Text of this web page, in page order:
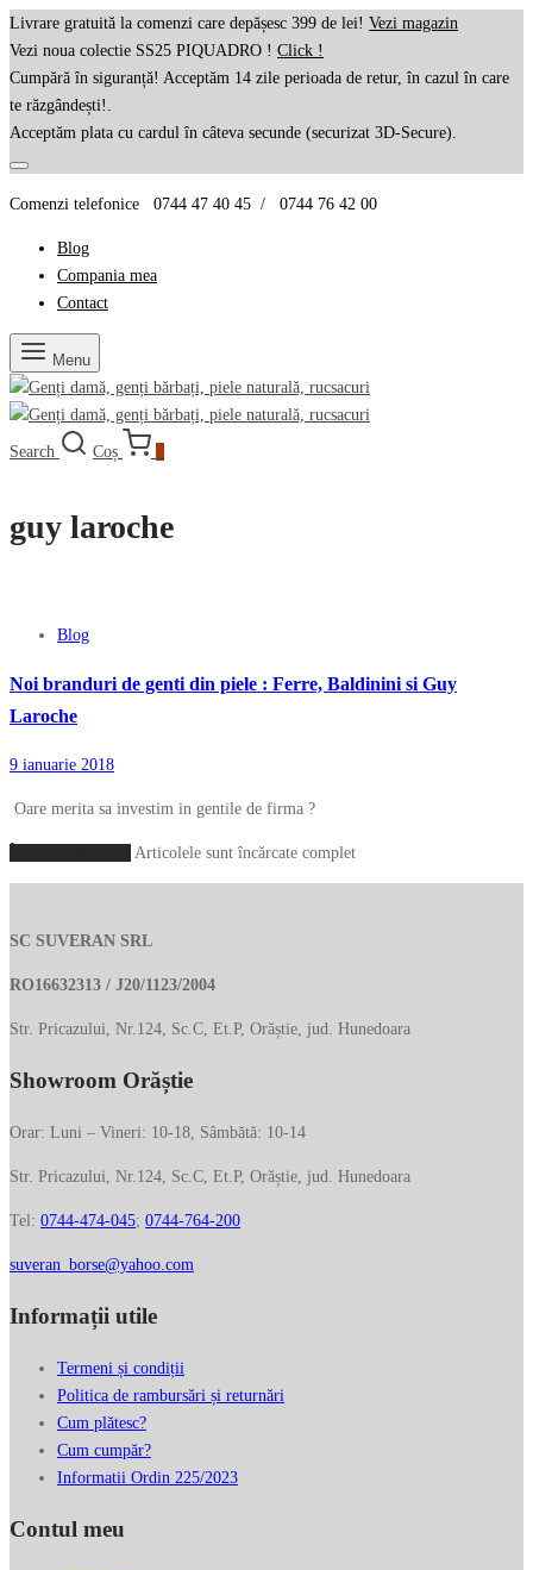
Livrare gratuită la comenzi care depășesc 399 de lei! Vezi magazin
Vezi noua colectie SS25 PIQUADRO ! Click !
Cumpără în siguranță! Acceptăm 14 zile perioada de retur, în cazul în care
te răzgândești!.
Acceptăm plata cu cardul în câteva secunde (securizat 3D-Secure).
Comenzi telefonice 0744 47 40 45 / 0744 76 42 00
Blog
Compania mea
Contact
Menu
Search Coș
guy laroche
Blog
Noi branduri de genti din piele : Ferre, Baldinini si Guy
Laroche
9 ianuarie 2018
Oare merita sa investim in gentile de firma ?
Articolele sunt încărcate complet
SC SUVERAN SRL
RO16632313 / J20/1123/2004
Str. Pricazului, Nr.124, Sc.C, Et.P, Orăștie, jud. Hunedoara
Showroom Orăștie
Orar: Luni – Vineri: 10-18, Sâmbătă: 10-14
Str. Pricazului, Nr.124, Sc.C, Et.P, Orăștie, jud. Hunedoara
Tel: 0744-474-045; 0744-764-200
suveran_borse@yahoo.com
Informații utile
Termeni și condiții
Politica de rambursări și returnări
Cum plătesc?
Cum cumpăr?
Informatii Ordin 225/2023
Contul meu